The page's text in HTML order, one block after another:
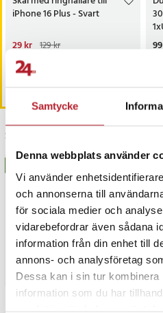
Samtycke
Denna webbplats använder
Vi använder
och annonserna till
för sociala medier och
vidarebefordrar även sådana
information från din enhet till
annons- och analysföretag
Dessa kan i sin tur kombinera
information som du har
iPhone 16 Plus - Svart
Nuvarande pris:
29 kr 129 kr
Just nu har vi bara 3 kvar av denna
Senast besökta